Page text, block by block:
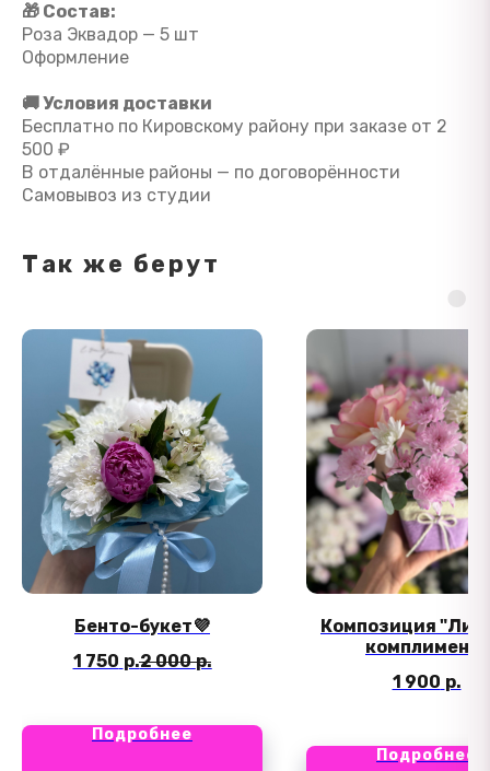
🎁 Состав:
Роза Эквадор — 5 шт
Оформление
🚚 Условия доставки
Бесплатно по Кировскому району при заказе от 2
500 ₽
В отдалённые районы — по договорённости
Самовывоз из студии
Так же берут
Бенто-букет💜
1 750 р.2 000 р.
Подробнее
Композиция
комплимент"
1 900 р.
Подробнее